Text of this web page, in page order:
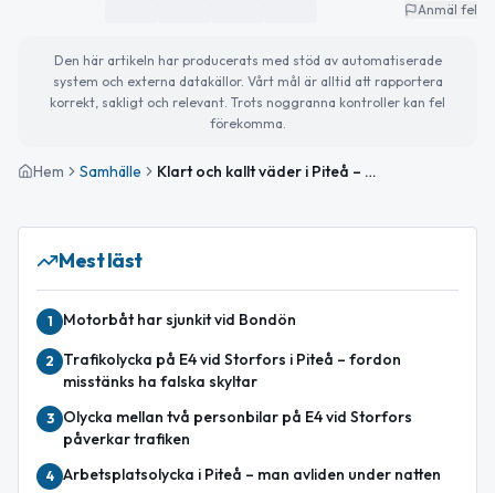
Anmäl fel
Den här artikeln har producerats med stöd av automatiserade
system och externa datakällor. Vårt mål är alltid att rapportera
korrekt, sakligt och relevant. Trots noggranna kontroller kan fel
förekomma.
Hem Samhälle Klart och kallt väder i Piteå – planera för kommande julkonserter och kreativa mötesplatser
Mest läst
1 Motorbåt har sjunkit vid Bondön
2
Trafikolycka på E4 vid Storfors i Piteå – fordon
misstänks ha falska skyltar
3
Olycka mellan två personbilar på E4 vid Storfors
påverkar trafiken
4 Arbetsplatsolycka i Piteå – man avliden under natten